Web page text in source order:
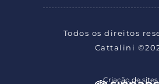
Todos os direitos
Cattalini
Criação de sites